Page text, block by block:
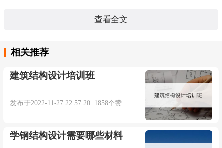
目的：掌握多层及高层建筑结构的多种基础形
目的：通过案例全过程解剖与分析，学会框架
查看全文
相关推荐
建筑结构设计培训班
发布于2022-11-27 22:57:20 1858个赞
学钢结构设计需要哪些材料